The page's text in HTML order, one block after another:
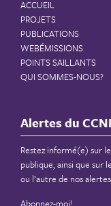
ACCUEIL
PROJETS
PUBLICATIONS
WEBÉMISSIONS
POINTS SAILLANTS
QUI SOMMES-NOUS?
Alertes du
Restez informé(e) sur
publique, ainsi que sur
ou l’autre de nos
Abonnez-moi!